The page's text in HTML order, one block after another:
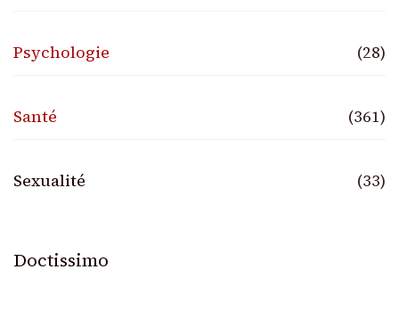
Psychologie (28)
Santé (361)
Sexualité (33)
Doctissimo